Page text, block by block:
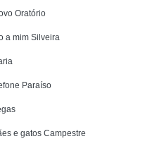
Oratório
a mim Silveira
Paraíso
e gatos Campestre